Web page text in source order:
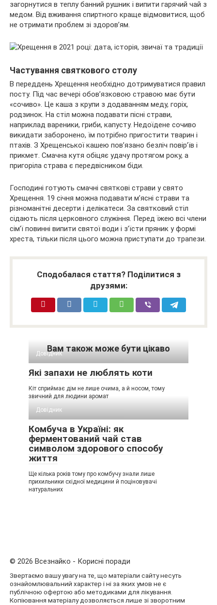
загорнутися в теплу банний рушник і випити гарячий чай з
медом. Від вживання спиртного краще відмовитися, щоб
не отримати проблем зі здоров’ям.
Частування святкового столу
В переддень Хрещення необхідно дотримуватися правил
посту. Під час вечері обов’язковою стравою має бути
«сочиво». Це каша з крупи з додаванням меду, горіх,
родзинок. На стіл можна подавати пісні страви,
наприклад вареники, гриби, капусту. Недоїдене сочиво
викидати заборонено, їм потрібно пригостити тварин і
птахів. З Хрещенської кашею пов’язано безліч повір’їв і
прикмет. Смачна кутя обіцяє удачу протягом року, а
пригоріла страва є передвісником біди.
Господині готують смачні святкові страви у свято
Хрещення. 19 січня можна подавати м’ясні страви та
різноманітні десерти і делікатеси. За святковий стіл
сідають після церковного служіння. Перед їжею всі члени
сім’ї повинні випити святої води і з’їсти пряник у формі
хреста, тільки після цього можна приступати до трапези.
Сподобалася стаття? Поділитися з
друзями:
Вам також може бути цікаво
Довідник
Які запахи не люблять коти
Кіт сприймає дім не лише очима, а й носом, тому
звичний для людини аромат
Довідник
Комбуча в Україні: як
ферментований чай став
символом здорового способу
життя
Ще кілька років тому про комбучу знали лише
прихильники східної медицини й поціновувачі
натуральних
© 2026 Всезнайко - Корисні поради
Звертаємо вашу увагу на те, що матеріали сайту несуть
ознайомлювальний характер і ні за яких умов не є
публічною офертою або методиками для лікування.
Копіювання матеріалу дозволяється лише зі зворотним